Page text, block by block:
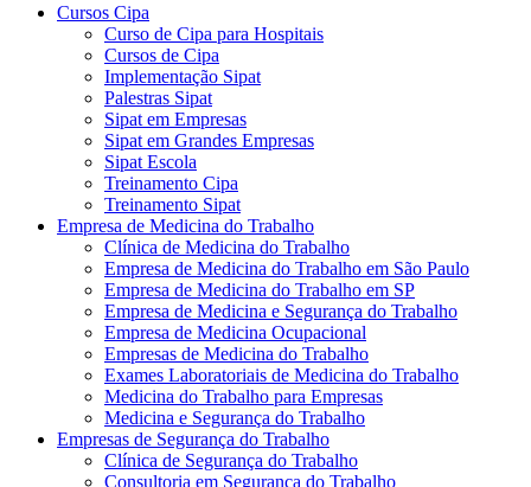
Cursos Cipa
Curso de Cipa para Hospitais
Cursos de Cipa
Implementação Sipat
Palestras Sipat
Sipat em Empresas
Sipat em Grandes Empresas
Sipat Escola
Treinamento Cipa
Treinamento Sipat
Empresa de Medicina do Trabalho
Clínica de Medicina do Trabalho
Empresa de Medicina do Trabalho em São Paulo
Empresa de Medicina do Trabalho em SP
Empresa de Medicina e Segurança do Trabalho
Empresa de Medicina Ocupacional
Empresas de Medicina do Trabalho
Exames Laboratoriais de Medicina do Trabalho
Medicina do Trabalho para Empresas
Medicina e Segurança do Trabalho
Empresas de Segurança do Trabalho
Clínica de Segurança do Trabalho
Consultoria em Segurança do Trabalho